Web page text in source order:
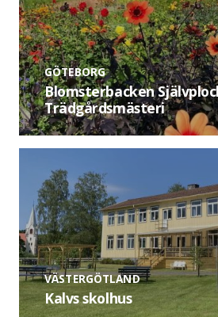
GÖTEBORG
Blomsterbacken
Trädgårdsmästeri
VÄSTERGÖTLAND
Kalvs skolhus